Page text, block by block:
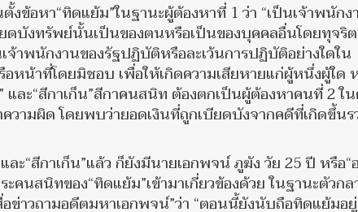
ข้อหา“ทิดแย้ม”ในฐานะผู้ต้องหาที่ 1 ว่า “เป็นเจ้าพนักง
ดบังทรัพย์นั้นเป็นของตนหรือเป็นของบุคคลอื่นโดยทุจริ
าพนักงานของรัฐปฏิบัติหรือละเว้นการปฏิบัติอย่างใดใน
น้าที่โดยมิชอบ เพื่อให้เกิดความเสียหายแก่ผู้หนึ่งผู้ใด
ละ“สีกาเก็น”สีกาคนสนิท ต้องตกเป็นผู้ต้องหาคนที่ 2 ใ
ามผิด โดยพบว่ายอดเงินที่ถูกเบียดบังจากคดีที่เกิดขึ้น
ะ“สีกาเก็น”แล้ว ก็ยังมีนายเอกพจน์ ภูฆัง วัย 25 ปี หรือ
นสนิทของ“ทิดแย้ม”เข้ามาเกี่ยวข้องด้วย ในฐานะตัวกล
อข่าวถามอดีตมหาเอกพจน์”ว่า “ตอนนี้ยังนับถือทิดแย้มอ